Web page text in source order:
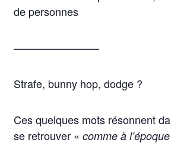
de personnes
————————
Strafe, bunny hop, dodge ?
Ces quelques mots résonnent
se retrouver « comme à l’époque